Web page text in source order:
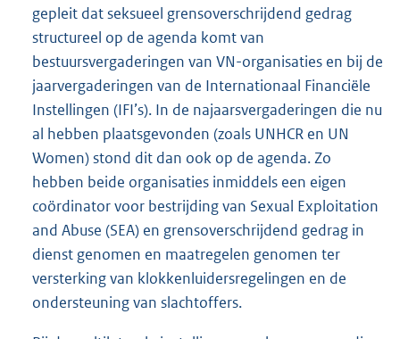
gepleit dat seksueel grensoverschrijdend gedrag
structureel op de agenda komt van
bestuursvergaderingen van VN-organisaties en bij de
jaarvergaderingen van de Internationaal Financiële
Instellingen (IFI’s). In de najaarsvergaderingen die nu
al hebben plaatsgevonden (zoals UNHCR en UN
Women) stond dit dan ook op de agenda. Zo
hebben beide organisaties inmiddels een eigen
coördinator voor bestrijding van Sexual Exploitation
and Abuse (SEA) en grensoverschrijdend gedrag in
dienst genomen en maatregelen genomen ter
versterking van klokkenluidersregelingen en de
ondersteuning van slachtoffers.